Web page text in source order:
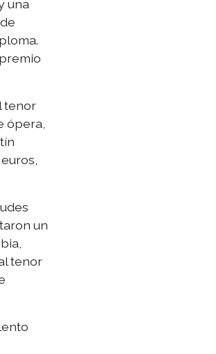
una
tenor
ópera,
un
tenor